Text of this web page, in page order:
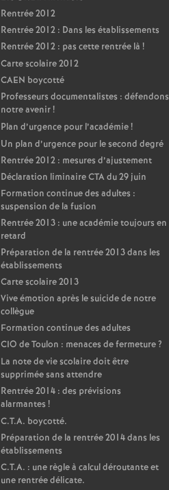
Rentrée 2012
Rentrée 2012 : Dans les établissements
Rentrée 2012 : pas cette rentrée là !
Carte scolaire 2012
CAEN boycotté
Professeurs documentalistes : défendons
notre avenir!
Plan d’urgence pour l’académie!
Un plan d’urgence pour le second degré
Rentrée 2012 : mesures d’ajustement
Déclaration liminaire CTA du 29 juin
Formation continue des adultes :
suspension de la fusion
Rentrée 2013 : une académie toujours en
retard
Préparation de la rentrée 2013 dans les
établissements
Carte scolaire 2013
Vive émotion après le suicide de notre
collègue
Formation continue des adultes
CIO de Toulon : menaces de fermeture?
La note de vie scolaire doit être
supprimée sans attendre
Rentrée 2014 : des prévisions
alarmantes !
C.T.A. boycotté.
Préparation de la rentrée 2014 dans les
établissements
C.T.A. : une règle à calcul déroutante et
une rentrée délicate.